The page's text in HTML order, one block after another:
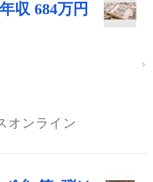
収 684万円
オンライン